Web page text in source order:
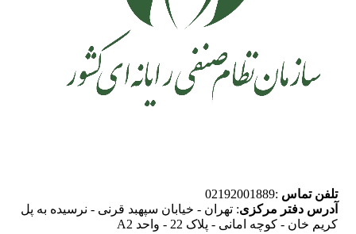
تلفن تماس :02192001889
آدرس دفتر مرکزی: تهران - خیابان سپهبد قرنی - نرسیده به پل
کریم خان - کوچه امانی - پلاک 22 - واحد A2